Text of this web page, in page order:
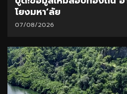
โยงมหา’ลัย
07/08/2026